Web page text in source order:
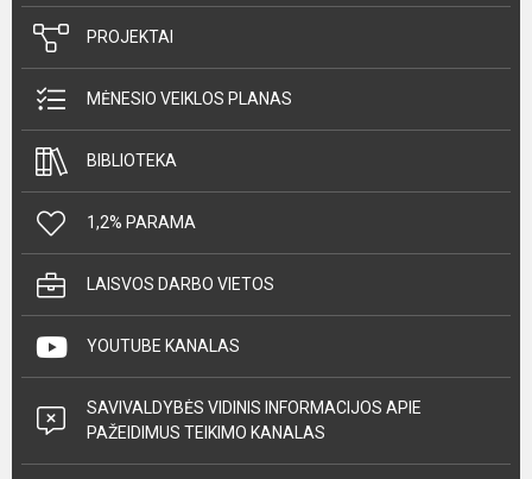
PROJEKTAI
MĖNESIO VEIKLOS PLANAS
BIBLIOTEKA
1,2% PARAMA
LAISVOS DARBO VIETOS
YOUTUBE KANALAS
SAVIVALDYBĖS VIDINIS INFORMACIJOS APIE
PAŽEIDIMUS TEIKIMO KANALAS